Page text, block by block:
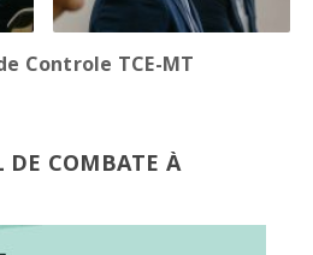
Controle TCE-MT
DE COMBATE À